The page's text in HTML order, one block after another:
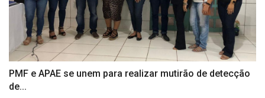
PMF e APAE se unem para realizar mutirão de detecção
de...